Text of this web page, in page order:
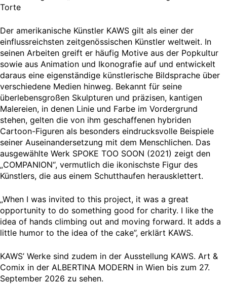
Torte
Der amerikanische Künstler KAWS gilt als einer der
einflussreichsten zeitgenössischen Künstler weltweit. In
seinen Arbeiten greift er häufig Motive aus der Popkultur
sowie aus Animation und Ikonografie auf und entwickelt
daraus eine eigenständige künstlerische Bildsprache über
verschiedene Medien hinweg. Bekannt für seine
überlebensgroßen Skulpturen und präzisen, kantigen
Malereien, in denen Linie und Farbe im Vordergrund
stehen, gelten die von ihm geschaffenen hybriden
Cartoon-Figuren als besonders eindrucksvolle Beispiele
seiner Auseinandersetzung mit dem Menschlichen. Das
ausgewählte Werk SPOKE TOO SOON (2021) zeigt den
„COMPANION“, vermutlich die ikonischste Figur des
Künstlers, die aus einem Schutthaufen herausklettert.
„When I was invited to this project, it was a great
opportunity to do something good for charity. I like the
idea of hands climbing out and moving forward. It adds a
little humor to the idea of the cake”, erklärt KAWS.
KAWS’ Werke sind zudem in der Ausstellung KAWS. Art &
Comix in der ALBERTINA MODERN in Wien bis zum 27.
September 2026 zu sehen.